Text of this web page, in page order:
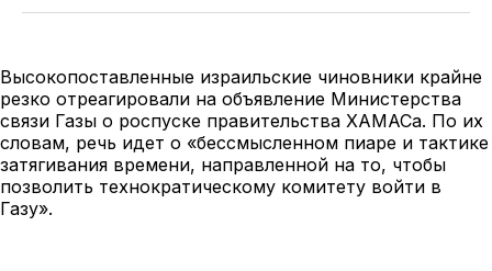
Высокопоставленные израильские чиновники крайне
резко отреагировали на объявление Министерства
связи Газы о роспуске правительства ХАМАСа. По их
словам, речь идет о «бессмысленном пиаре и тактике
затягивания времени, направленной на то, чтобы
позволить технократическому комитету войти в
Газу».